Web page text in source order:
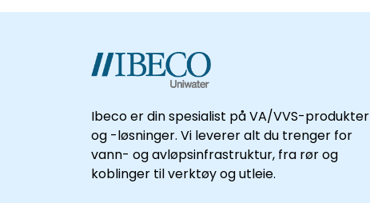
Ibeco er din spesialist på VA/VVS-produkter
og -løsninger. Vi leverer alt du trenger for
vann- og avløpsinfrastruktur, fra rør og
koblinger til verktøy og utleie.